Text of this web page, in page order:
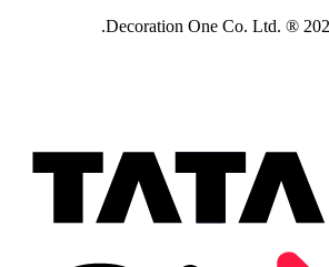
Decoration One Co. Ltd. ®